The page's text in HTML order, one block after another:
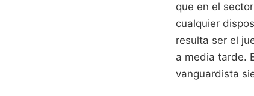
que en el
cualquier
resulta ser el
a media tarde.
vanguardista